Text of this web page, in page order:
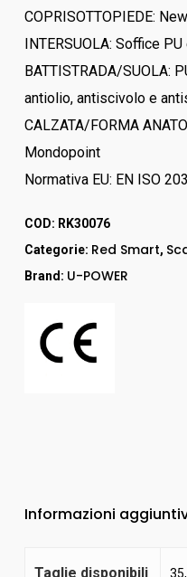
COPRISOTTOPIEDE:
INTERSUOLA: Soffice
BATTISTRADA/SUOLA:
antiolio, antiscivolo e
CALZATA/FORMA
Mondopoint
Normativa EU: EN ISO
COD: RK30076
Categorie: Red Smart,
Brand: U-POWER
Informazioni
Taglie disponibili